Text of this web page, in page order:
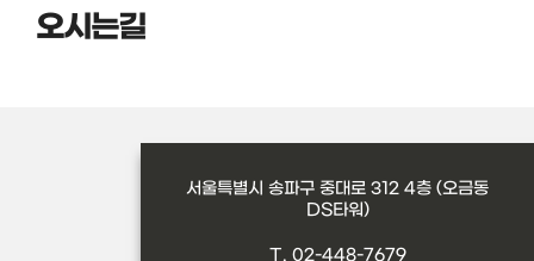
오시는길
서울특별시 송파구 중대로 312 4층 (오금동
DS타워)
T. 02-448-7679